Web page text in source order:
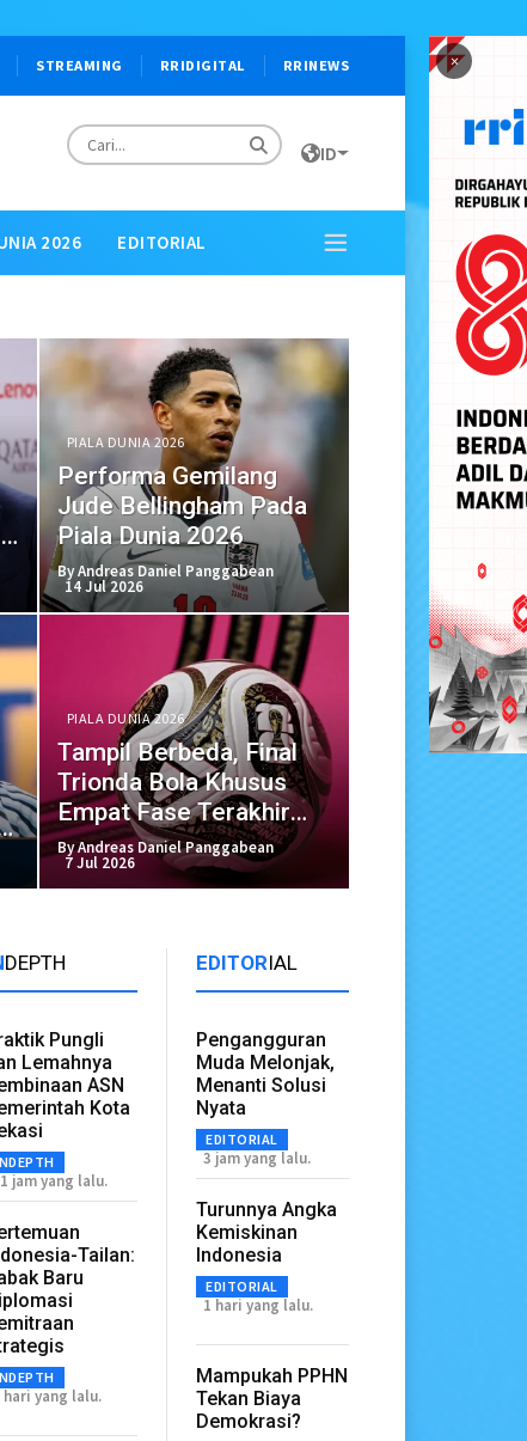
×
STREAMING RRIDIGITAL RRINEWS
ID
2026 EDITORIAL
PIALA DUNIA 2026
Performa Gemilang
Jude Bellingham Pada
Piala Dunia 2026
By Andreas Daniel Panggabean
14 Jul 2026
PIALA DUNIA 2026
Tampil Berbeda, Final
Trionda Bola Khusus
Empat Fase Terakhir
Piala Dunia
By Andreas Daniel Panggabean
7 Jul 2026
DEPTH
Pungli
Lemahnya
ASN
Kota
jam yang lalu.
Tailan:
Baru
hari yang lalu.
EDITORIAL
Pengangguran
Muda Melonjak,
Menanti Solusi
Nyata
EDITORIAL
3 jam yang lalu.
Turunnya Angka
Kemiskinan
Indonesia
EDITORIAL
1 hari yang lalu.
Mampukah PPHN
Tekan Biaya
Demokrasi?